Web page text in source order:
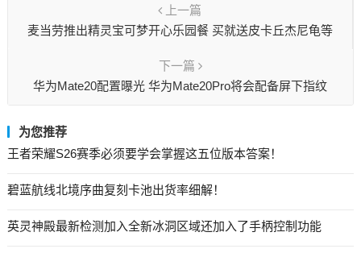
上一篇
麦当劳推出精灵宝可梦开心乐园餐 买就送皮卡丘杰尼龟等
下一篇
华为Mate20配置曝光 华为Mate20Pro将会配备屏下指纹
为您推荐
王者荣耀S26赛季必须要学会掌握这五位版本答案！
碧蓝航线北境序曲复刻卡池出货率细解！
英灵神殿最新检测加入全新冰洞区域还加入了手柄控制功能